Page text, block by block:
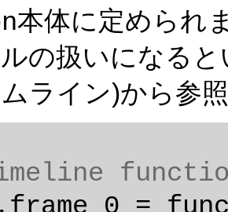
本体に定められ
の扱いになる
ライン)から参